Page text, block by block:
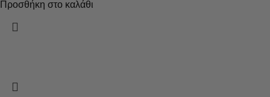
Προσθήκη στο καλάθι